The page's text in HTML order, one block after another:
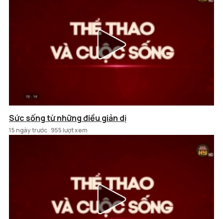
Sức sống từ những điều giản dị
15 ngày trước 955 lượt xem